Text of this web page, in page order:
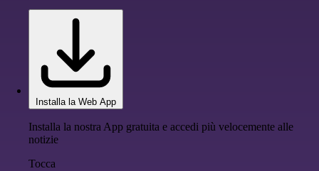
Installa la Web App
Installa la nostra App gratuita e accedi più velocemente alle
notizie
Tocca